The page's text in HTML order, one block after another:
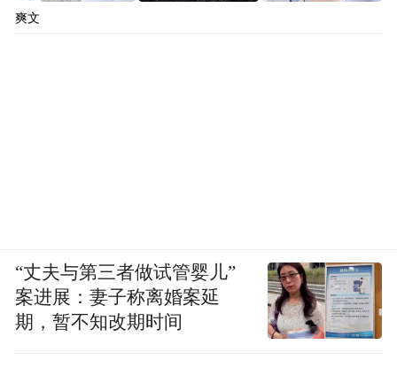
爽文
“丈夫与第三者做试管婴儿”
案进展：妻子称离婚案延
期，暂不知改期时间